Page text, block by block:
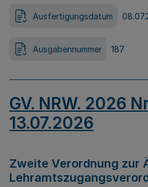
Ausfertigungsdatum
Ausgabennummer 187
GV. NRW. 2026
13.07.2026
Zweite Verordnung zur